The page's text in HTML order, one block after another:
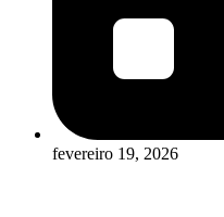
fevereiro 19, 2026